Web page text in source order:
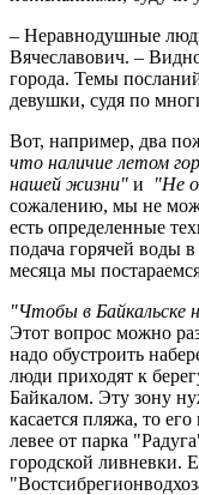
– Неравнодушные
Вячеславович. –
города. Темы
девушки, судя по
Вот, например, два
что наличие летом
нашей жизни" и "Не
сожалению, мы не
есть определенные
подача горячей воды
месяца мы
"Чтобы в Байкальске
Этот вопрос можно
надо обустроить
люди приходят к
Байкалом. Эту зону
касается пляжа, то
левее от парка
городской ливневки.